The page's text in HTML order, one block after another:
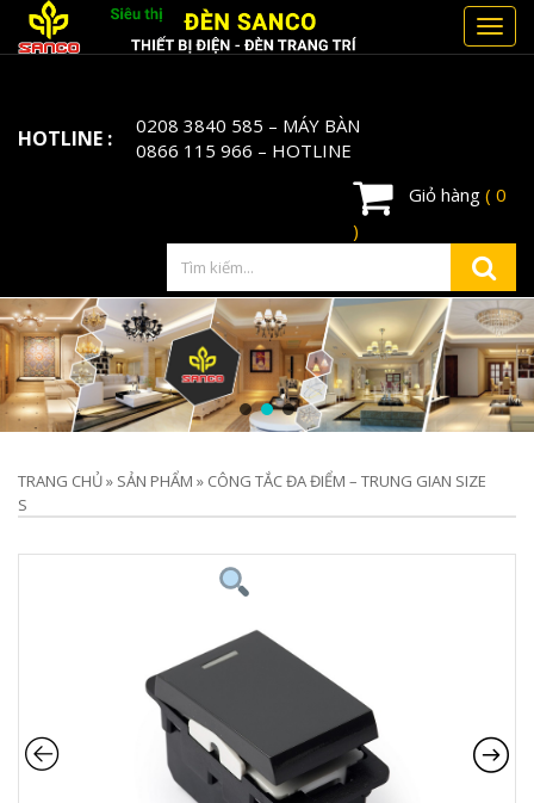
HOTLINE : 0208 3840 585 – MÁY BÀN
0866 115 966 – HOTLINE
Giỏ hàng ( 0
)
TRANG CHỦ» SẢN PHẨM » CÔNG TẮC ĐA ĐIỂM – TRUNG GIAN SIZE
S